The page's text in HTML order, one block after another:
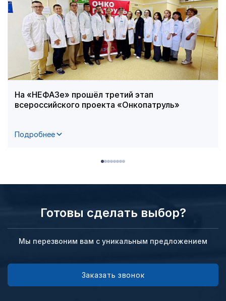
На «НЕФАЗе» прошёл третий этап
всероссийского проекта «Онкопатруль»
Подробнее
Готовы сделать выбор?
Мы перезвоним вам с уникальным предложением
Заказать звонок